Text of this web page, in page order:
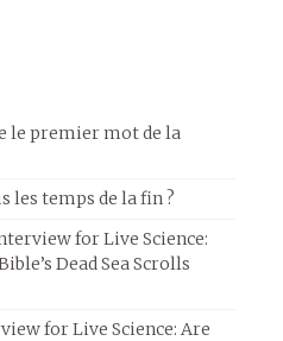
le premier mot de la
les temps de la fin ?
for Live Science:
Dead Sea Scrolls
for Live Science: Are